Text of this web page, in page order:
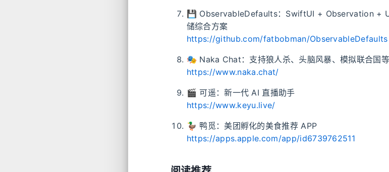
💾 ObservableDefaults：SwiftUI + Observation +
储综合方案
https://github.com/fatbobman/ObservableDefaults
🎭 Naka Chat：支持狼人杀、头脑风暴、模拟联合国
https://www.naka.chat/
🎬 可遥：新一代 AI 直播助手
https://www.keyu.live/
🦆 鸭觅：美团孵化的美食推荐 APP
https://apps.apple.com/app/id6739762511